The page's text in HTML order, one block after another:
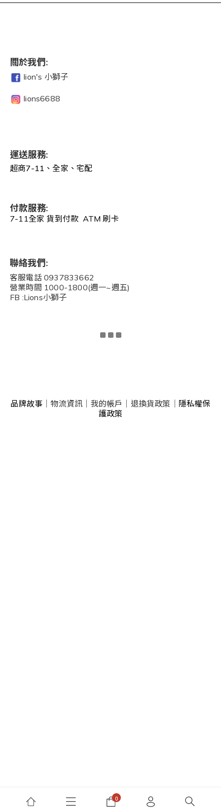
關於我們:
lion's 小獅子
lions6688
運送服務:
超商7-11、全家、宅配
付款服務:
7-11全家 貨到付款 ATM 刷卡
聯絡我們:
客服電話 0937833662
營業時間 1000-1800(週一~週五)
FB :Lions小獅子
品牌故事 物流資訊 我的帳戶 退換貨政策
隱私權保
護政策